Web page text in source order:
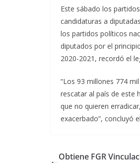
Este sábado los
candidaturas a
los partidos políticos
diputados por el
2020-2021, recordó el
“Los 93 millones 774
rescatar al país de este
que no quieren
exacerbado”, concluyó
Obtiene FGR